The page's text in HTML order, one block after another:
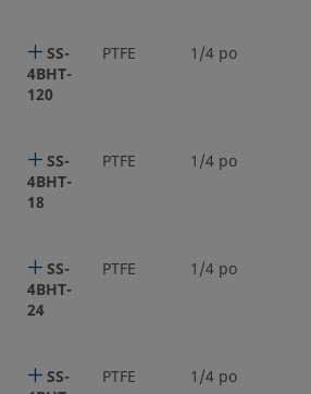
SS-
4BHT-
120
PTFE 1/4 po
SS-
4BHT-
18
PTFE 1/4 po
SS-
4BHT-
24
PTFE 1/4 po
SS-
PTFE 1/4 po